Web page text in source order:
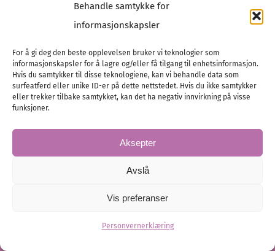
Behandle samtykke for
informasjonskapsler
For å gi deg den beste opplevelsen bruker vi teknologier som
informasjonskapsler for å lagre og/eller få tilgang til enhetsinformasjon.
Hvis du samtykker til disse teknologiene, kan vi behandle data som
surfeatferd eller unike ID-er på dette nettstedet. Hvis du ikke samtykker
eller trekker tilbake samtykket, kan det ha negativ innvirkning på visse
funksjoner.
Aksepter
Avslå
Vis preferanser
Personvernerklæring
Kine og Kim visste tidlig at de ønsket seg mer enn
bare én bryllupsdag, de ønsket en opplevelse, og
Toscana…